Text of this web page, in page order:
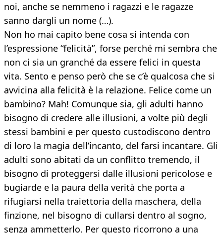
noi, anche se nemmeno i ragazzi e le ragazze
sanno dargli un nome (…).
Non ho mai capito bene cosa si intenda con
l’espressione “felicità”, forse perché mi sembra che
non ci sia un granché da essere felici in questa
vita. Sento e penso però che se c’è qualcosa che si
avvicina alla felicità è la relazione. Felice come un
bambino? Mah! Comunque sia, gli adulti hanno
bisogno di credere alle illusioni, a volte più degli
stessi bambini e per questo custodiscono dentro
di loro la magia dell’incanto, del farsi incantare. Gli
adulti sono abitati da un conflitto tremendo, il
bisogno di proteggersi dalle illusioni pericolose e
bugiarde e la paura della verità che porta a
rifugiarsi nella traiettoria della maschera, della
finzione, nel bisogno di cullarsi dentro al sogno,
senza ammetterlo. Per questo ricorrono a una